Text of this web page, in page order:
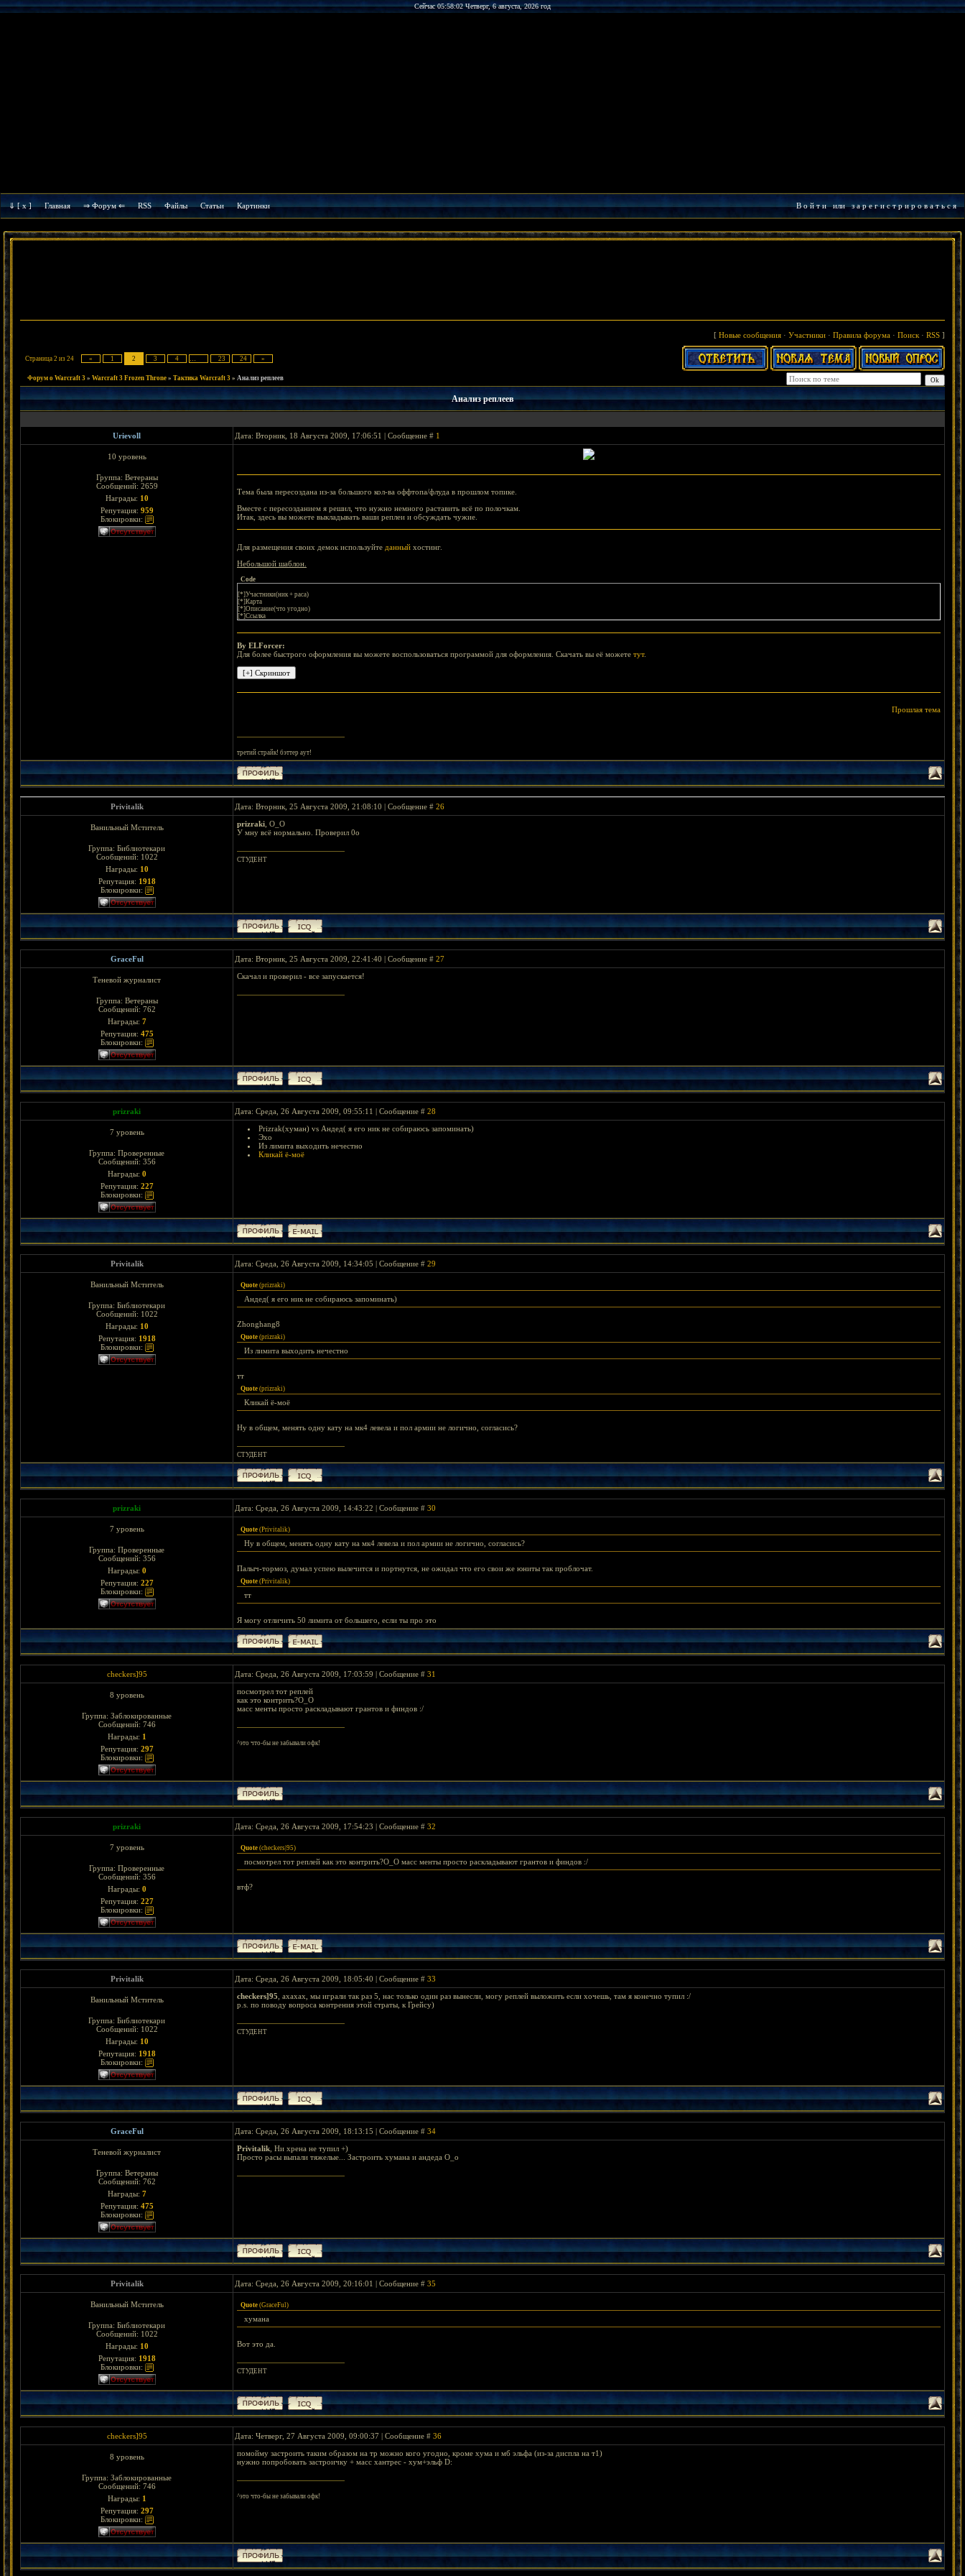
Сейчас 05:58:02 Четверг, 6 августа, 2026 год
⇓ [ x ] Главная ⇒ Форум ⇐ RSS Файлы Cтатьи Картинки В о й т иилиз а р е г и с т р и р о в а т ь с я
[ Новые сообщения · Участники · Правила форума · Поиск · RSS ]
Страница 2 из 24 « 1 2 3 4 … 23 24 »
Форум о Warcraft 3 » Warcraft 3 Frozen Throne » Тактика Warcraft 3 » Анализ реплеев
Анализ реплеев
Urievoll Дата: Вторник, 18 Августа 2009, 17:06:51 | Сообщение # 1
10 уровень
Группа: Ветераны
Сообщений: 2659
Награды: 10
Репутация: 959
Блокировки:
Тема была пересоздана из-за большого кол-ва оффтопа/флуда в прошлом топике.
Вместе с пересозданием я решил, что нужно немного раставить всё по полочкам.
Итак, здесь вы можете выкладывать ваши реплеи и обсуждать чужие.
Для размещения своих демок используйте данный хостинг.
Небольшой шаблон.
Code
[*]Участники(ник + раса)
[*]Карта
[*]Описание(что угодно)
[*]Ссылка
By ELForcer:
Для более быстрого оформления вы можете воспользоваться программой для оформления. Скачать вы её можете тут.
Прошлая тема
третий страйк! бэттер аут!
Privitalik Дата: Вторник, 25 Августа 2009, 21:08:10 | Сообщение # 26
Ванильный Мститель
Группа: Библиотекари
Сообщений: 1022
Награды: 10
Репутация: 1918
Блокировки:
prizraki , О_О
У мну всё нормально. Проверил 0о
СТУДЕНТ
GraceFul Дата: Вторник, 25 Августа 2009, 22:41:40 | Сообщение # 27
Теневой журналист
Группа: Ветераны
Сообщений: 762
Награды: 7
Репутация: 475
Блокировки:
Скачал и проверил - все запускается!
prizraki Дата: Среда, 26 Августа 2009, 09:55:11 | Сообщение # 28
7 уровень
Группа: Проверенные
Сообщений: 356
Награды: 0
Репутация: 227
Блокировки:
Prizrak(хуман) vs Андед( я его ник не собираюсь запоминать)
Эхо
Из лимита выходить нечестно
Кликай ё-моё
Privitalik Дата: Среда, 26 Августа 2009, 14:34:05 | Сообщение # 29
Ванильный Мститель
Группа: Библиотекари
Сообщений: 1022
Награды: 10
Репутация: 1918
Блокировки:
Quote (prizraki)
Андед( я его ник не собираюсь запоминать)
Zhonghang8
Quote (prizraki)
Из лимита выходить нечестно
тт
Quote (prizraki)
Кликай ё-моё
Ну в общем, менять одну кату на мк4 левела и пол армии не логично, согласись?
СТУДЕНТ
prizraki Дата: Среда, 26 Августа 2009, 14:43:22 | Сообщение # 30
7 уровень
Группа: Проверенные
Сообщений: 356
Награды: 0
Репутация: 227
Блокировки:
Quote (Privitalik)
Ну в общем, менять одну кату на мк4 левела и пол армии не логично, согласись?
Палыч-тормоз, думал успею вылечится и портнутся, не ожидал что его свои же юниты так проблочат.
Quote (Privitalik)
тт
Я могу отличить 50 лимита от большего, если ты про это
checkers]95 Дата: Среда, 26 Августа 2009, 17:03:59 | Сообщение # 31
8 уровень
Группа: Заблокированные
Сообщений: 746
Награды: 1
Репутация: 297
Блокировки:
посмотрел тот реплей
как это контрить?О_О
масс менты просто раскладывают грантов и финдов :/
^это что-бы не забывали офк!
prizraki Дата: Среда, 26 Августа 2009, 17:54:23 | Сообщение # 32
7 уровень
Группа: Проверенные
Сообщений: 356
Награды: 0
Репутация: 227
Блокировки:
Quote (checkers|95)
посмотрел тот реплей как это контрить?О_О масс менты просто раскладывают грантов и финдов :/
втф?
Privitalik Дата: Среда, 26 Августа 2009, 18:05:40 | Сообщение # 33
Ванильный Мститель
Группа: Библиотекари
Сообщений: 1022
Награды: 10
Репутация: 1918
Блокировки:
checkers]95 , ахахах, мы играли так раз 5, нас только один раз вынесли, могу реплей выложить если хочешь, там я конечно тупил :/
p.s. по поводу вопроса контрения этой страты, к Грейсу)
СТУДЕНТ
GraceFul Дата: Среда, 26 Августа 2009, 18:13:15 | Сообщение # 34
Теневой журналист
Группа: Ветераны
Сообщений: 762
Награды: 7
Репутация: 475
Блокировки:
Privitalik , Ни хрена не тупил +)
Просто расы выпали тяжелые... Застроить хумана и андеда О_о
Privitalik Дата: Среда, 26 Августа 2009, 20:16:01 | Сообщение # 35
Ванильный Мститель
Группа: Библиотекари
Сообщений: 1022
Награды: 10
Репутация: 1918
Блокировки:
Quote (GraceFul)
хумана
Вот это да.
СТУДЕНТ
checkers]95 Дата: Четверг, 27 Августа 2009, 09:00:37 | Сообщение # 36
8 уровень
Группа: Заблокированные
Сообщений: 746
Награды: 1
Репутация: 297
Блокировки:
помойму застроить таким образом на тр можно кого угодно, кроме хума и мб эльфа (из-за диспла на т1)
нужно попробовать застроичку + масс хантрес - хум+эльф D:
^это что-бы не забывали офк!